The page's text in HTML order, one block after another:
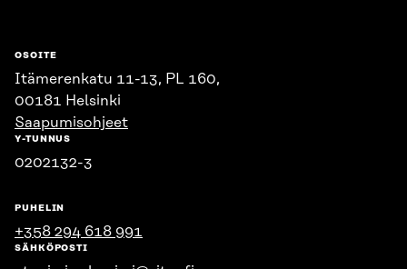
OSOITE
Itämerenkatu 11-13, PL 160,
00181 Helsinki
Saapumisohjeet
Y-TUNNUS
0202132-3
PUHELIN
+358 294 618 991
SÄHKÖPOSTI